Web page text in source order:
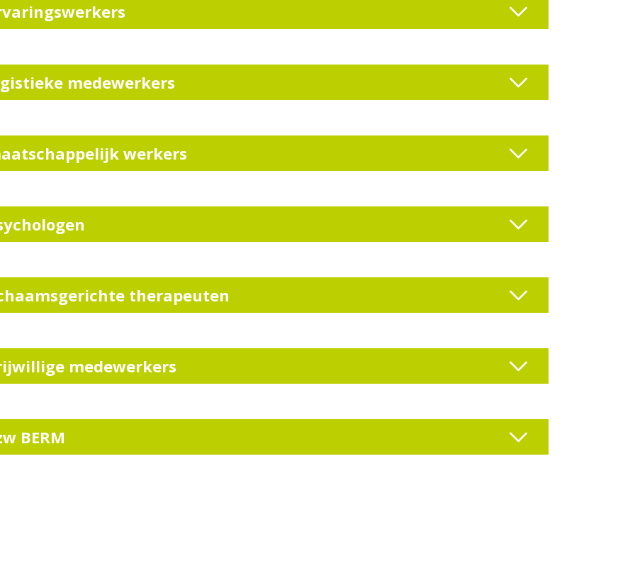
medewerkers
werkers
therapeuten
medewerkers
BERM